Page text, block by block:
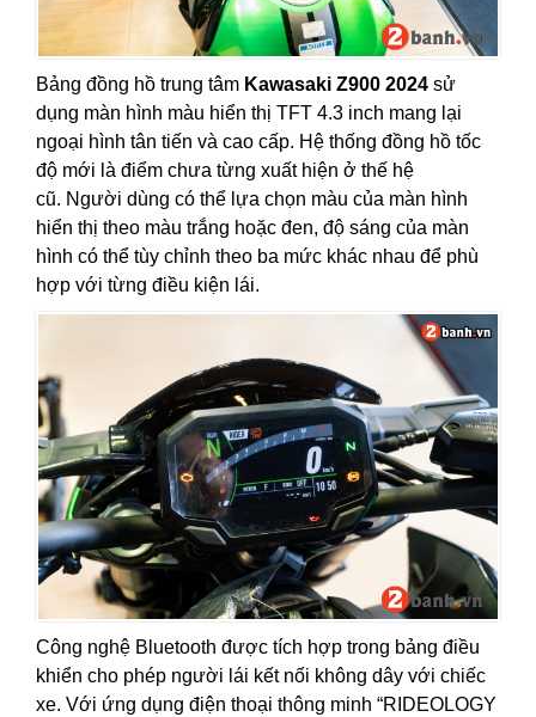
Bảng đồng hồ trung tâm Kawasaki Z900 2024 sử
dụng màn hình màu hiển thị TFT 4.3 inch mang lại
ngoại hình tân tiến và cao cấp. Hệ thống đồng hồ tốc
độ mới là điểm chưa từng xuất hiện ở thế hệ
cũ. Người dùng có thể lựa chọn màu của màn hình
hiển thị theo màu trắng hoặc đen, độ sáng của màn
hình có thể tùy chỉnh theo ba mức khác nhau để phù
hợp với từng điều kiện lái.
Công nghệ Bluetooth được tích hợp trong bảng điều
khiển cho phép người lái kết nối không dây với chiếc
xe. Với ứng dụng điện thoại thông minh “RIDEOLOGY